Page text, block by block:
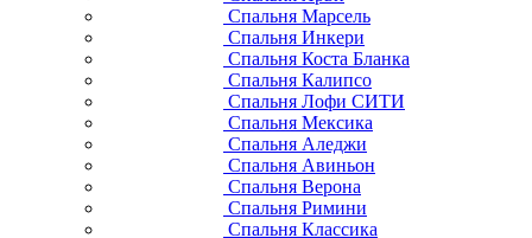
Спальня Марсель
Спальня Инкери
Спальня Коста Бланка
Спальня Калипсо
Спальня Лофи СИТИ
Спальня Мексика
Спальня Аледжи
Спальня Авиньон
Спальня Верона
Спальня Римини
Спальня Классика